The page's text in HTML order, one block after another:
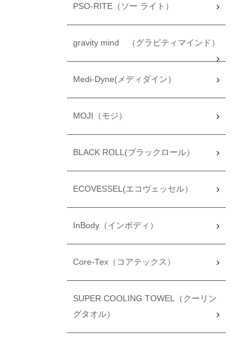
PSO-RITE（ソー ライト）
gravity mind （グラビティマインド）
Medi-Dyne(メディダイン）
MOJI（モジ）
BLACK ROLL(ブラックロール）
ECOVESSEL(エコヴェッセル）
InBody（インボディ）
Core-Tex（コアテックス）
SUPER COOLING TOWEL（クーリン
グタオル）